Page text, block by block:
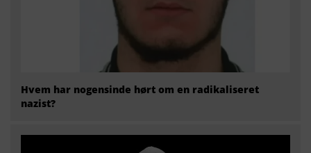
Hvem har nogensinde hørt om en radikaliseret
nazist?